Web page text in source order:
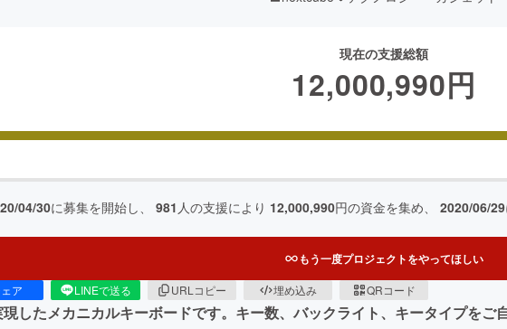
現在の支援総額
12,000,990円
04/30に募集を開始し、 981 人の支援により 12,000,990円の資金を集め、 2020/06/29
もう一度プロジェクトをやってほしい
ア LINEで送る URLコピー 埋め込み QRコード
したメカニカルキーボードです。キー数、バックライト、キータイプをご